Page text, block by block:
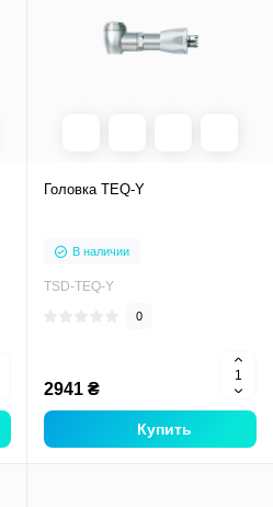
Головка TEQ-Y
В наличии
TSD-TEQ-Y
0
2941 ₴
Купить